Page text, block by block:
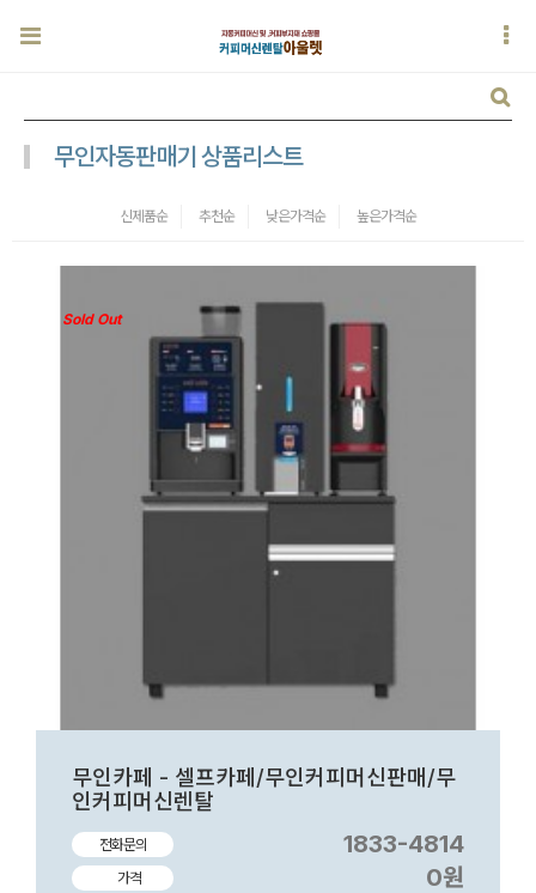
무인자동판매기 상품리스트
신제품순 추천순 낮은가격순 높은가격순
무인카페 - 셀프카페/무인커피머신판매/무
인커피머신렌탈
전화문의 1833-4814
가격 0원
Sold Out